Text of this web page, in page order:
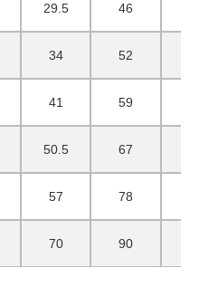
29.5 46
34 52
41 59
50.5 67
57 78
70 90